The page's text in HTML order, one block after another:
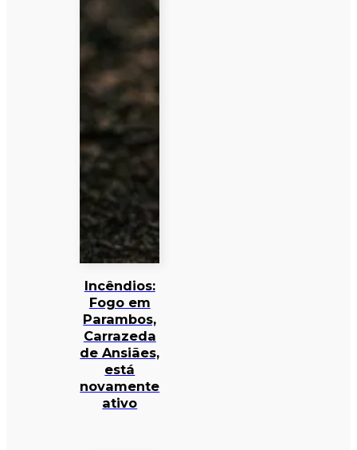
Incêndios:
Fogo em
Parambos,
Carrazeda
de Ansiães,
está
novamente
ativo